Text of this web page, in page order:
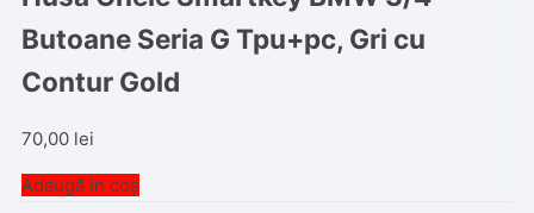
Butoane Seria G Tpu+pc, Gri cu
Contur Gold
70,00 lei
Adaugă în coș